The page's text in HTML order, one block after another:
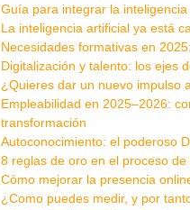
Guía para integrar la
La inteligencia artificial ya está
Necesidades formativas en
Digitalización y talento: los ejes
¿Quieres dar un nuevo impulso
Empleabilidad en 2025–2026:
transformación
Autoconocimiento: el poderoso
8 reglas de oro en el proceso
Cómo mejorar la presencia
¿Como puedes medir, y por